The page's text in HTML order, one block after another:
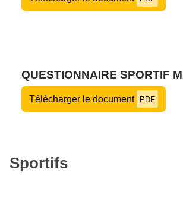
QUESTIONNAIRE SPORTIF
Télécharger le document PDF
Sportifs